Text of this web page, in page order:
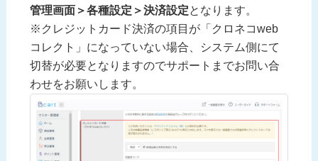
管理画面＞各種設定＞決済設定となります。
※クレジットカード決済の項目が「クロネコweb
コレクト」になっていない場合、システム側にて
切替が必要となりますのでサポートまでお問い合
わせをお願いします。